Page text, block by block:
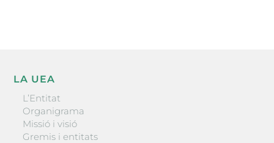
LA UEA
L’Entitat
Organigrama
Missió i visió
Gremis i entitats